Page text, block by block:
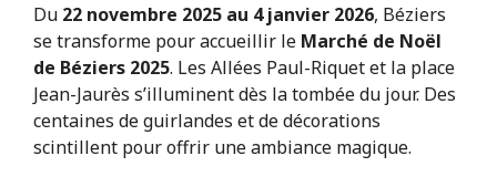
Du 22 novembre 2025 au 4 janvier 2026, Béziers
se transforme pour accueillir le Marché de Noël
de Béziers 2025. Les Allées Paul-Riquet et la place
Jean-Jaurès s’illuminent dès la tombée du jour. Des
centaines de guirlandes et de décorations
scintillent pour offrir une ambiance magique.